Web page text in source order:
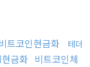
트코인현금화
테더
금화 비트코인체